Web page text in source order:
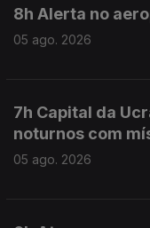
8h Alerta no
05 ago. 2026
7h Capital da
noturnos com
05 ago. 2026